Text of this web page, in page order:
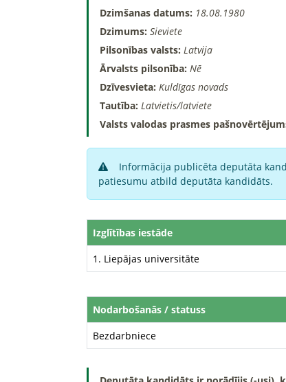
Dzimšanas datums: 18.08.1980
Dzimums: Sieviete
Pilsonības valsts: Latvija
Ārvalsts pilsonība: Nē
Dzīvesvieta: Kuldīgas novads
Tautība: Latvietis/latviete
Valsts valodas prasmes
Informācija publicēta deputāta
patiesumu atbild deputāta kandidāts.
Izglītības iestāde
1. Liepājas universitāte
Nodarbošanās / statuss
Bezdarbniece